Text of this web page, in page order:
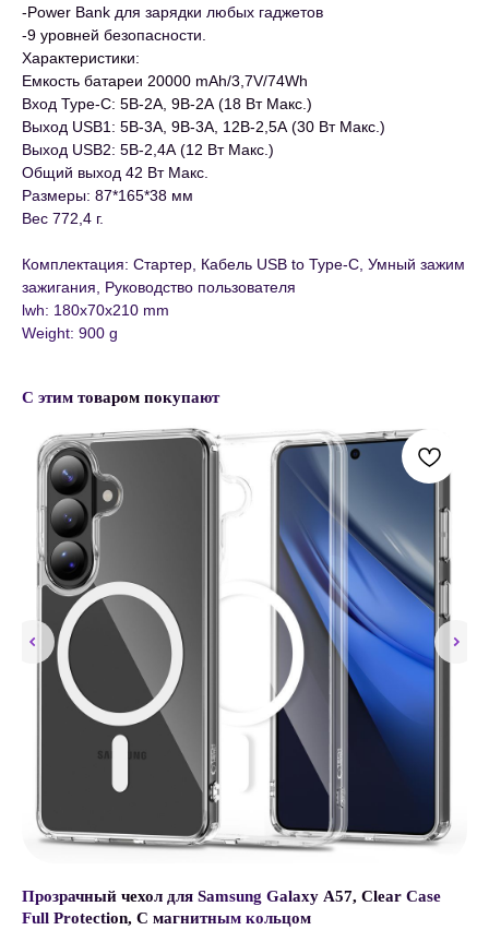
-Power Bank для зарядки любых гаджетов
-9 уровней безопасности.
Характеристики:
Емкость батареи 20000 mAh/3,7V/74Wh
Вход Type-C: 5В-2А, 9В-2А (18 Вт Макс.)
Выход USB1: 5В-3А, 9В-3А, 12В-2,5А (30 Вт Макс.)
Выход USB2: 5В-2,4А (12 Вт Макс.)
Общий выход 42 Вт Макс.
Размеры: 87*165*38 мм
Вес 772,4 г.
Комплектация: Стартер, Кабель USB to Type-C, Умный зажим
зажигания, Руководство пользователя
lwh: 180x70x210 mm
Weight: 900 g
С этим товаром покупают
Прозрачный чехол для Samsung Galaxy A57, Clear Case
Full Protection, С магнитным кольцом